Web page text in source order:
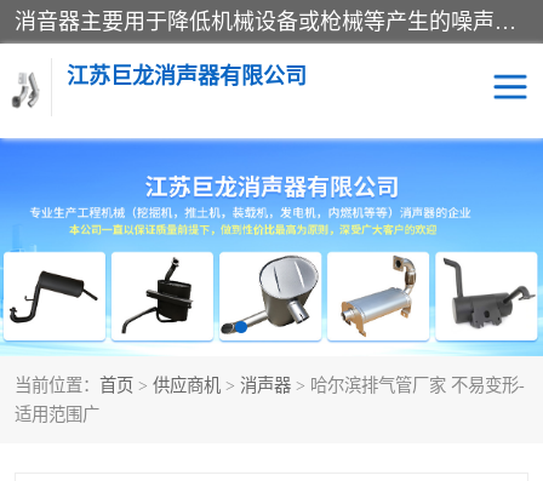
消音器主要用于降低机械设备或枪械等产生的噪声。它通过阻尼或增加排气面积来降低排气速度和功率，从而降低噪声。常见的消音器类型包括阻性消声器、抗性消声器、共振消声器以及阻抗复合式消声器等。这些消音器各有特点，适用于不同频率的噪声消除。
江苏巨龙消声器有限公司
当前位置： 首页 > 供应商机 > 消声器 > 哈尔滨排气管厂家 不易变形-
适用范围广
消声器